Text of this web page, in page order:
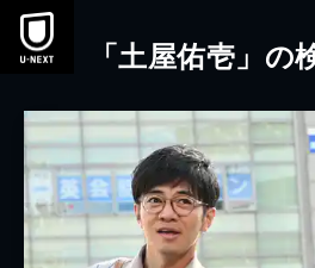
本文へスキップ
「土屋佑壱」の